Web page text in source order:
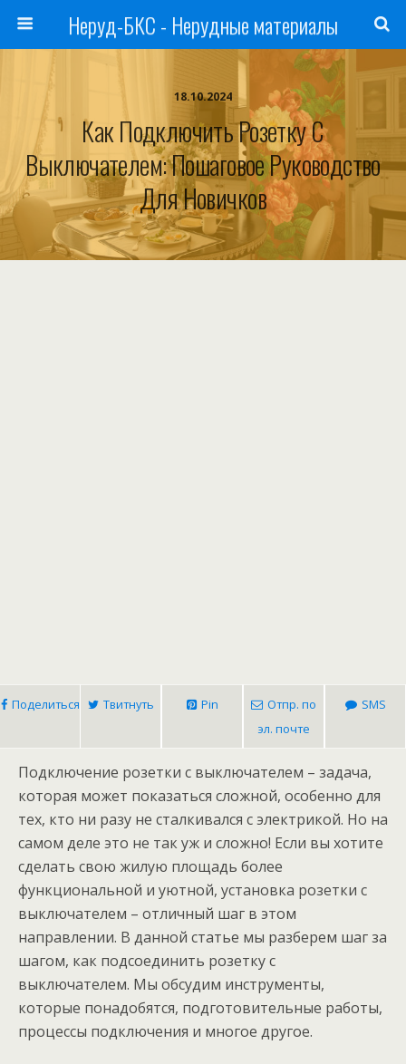
Неруд-БКС - Нерудные материалы
18.10.2024
Как Подключить Розетку С
Выключателем: Пошаговое Руководство
Для Новичков
Поделиться Твитнуть Pin
Отпр. по
эл. почте
SMS
Подключение розетки с выключателем – задача,
которая может показаться сложной, особенно для
тех, кто ни разу не сталкивался с электрикой. Но на
самом деле это не так уж и сложно! Если вы хотите
сделать свою жилую площадь более
функциональной и уютной, установка розетки с
выключателем – отличный шаг в этом
направлении. В данной статье мы разберем шаг за
шагом, как подсоединить розетку с
выключателем. Мы обсудим инструменты,
которые понадобятся, подготовительные работы,
процессы подключения и многое другое.